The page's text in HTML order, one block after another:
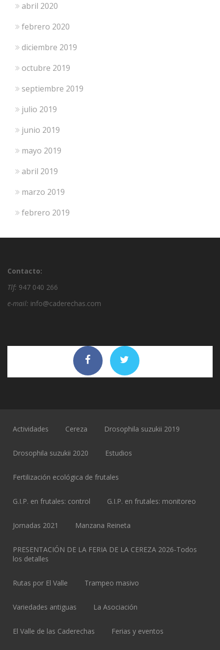
abril 2020
febrero 2020
diciembre 2019
octubre 2019
septiembre 2019
julio 2019
junio 2019
mayo 2019
abril 2019
marzo 2019
febrero 2019
Contacto:
Tlf: 947 040 266
e-mail: info@caderechas.com
Actividades Cereza Drosophila suzukii 2019
Drosophila suzukii 2020 Estudios
Fertilización ecológica de frutales
G.I.P. en frutales: control G.I.P. en frutales: monitoreo
Jornadas 2021 Manzana Reineta
PRESENTACIÓN DE LA FERIA DE LA CEREZA 2026-Todos
los detalles
Rutas por El Valle Trampeo masivo
Variedades antiguas La Asociación
El Valle de las Caderechas Ferias y eventos